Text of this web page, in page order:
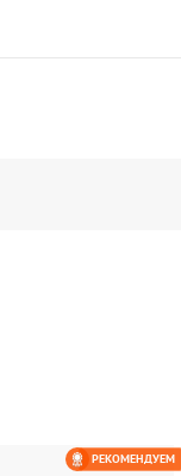
РЕКОМЕНДУЕМ